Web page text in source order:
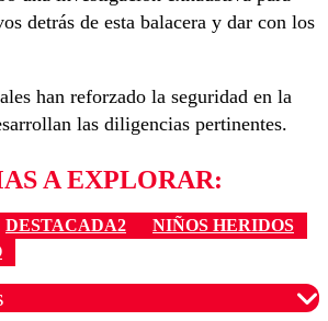
detrás de esta balacera y dar con los
han reforzado la seguridad en la
las diligencias pertinentes.
A EXPLORAR:
DESTACADA2
NIÑOS HERIDOS